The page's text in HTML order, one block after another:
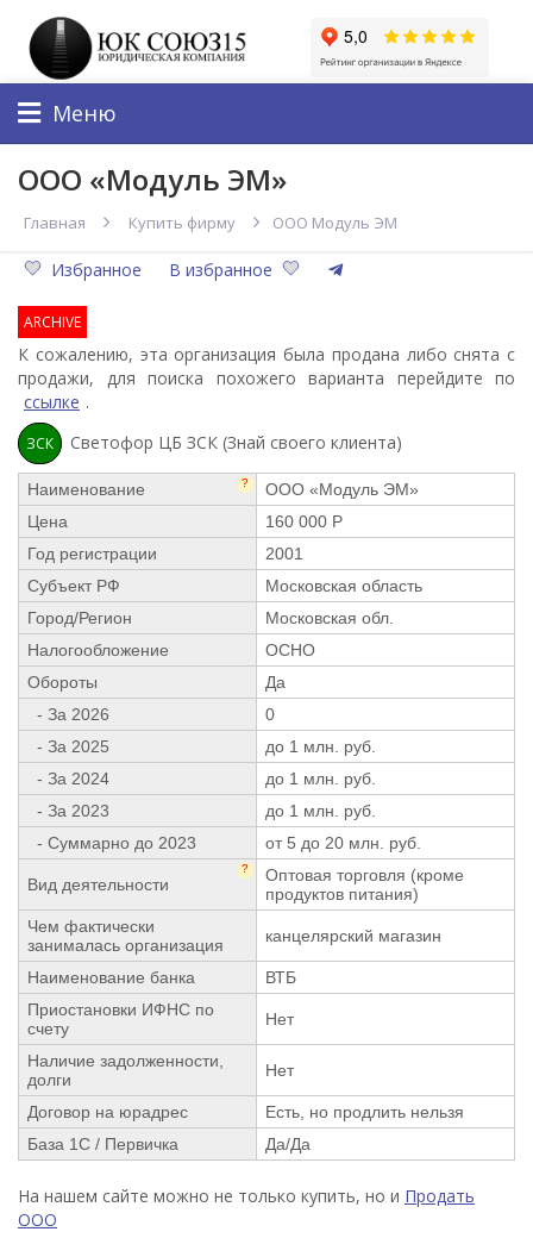
Меню
ООО «Модуль ЭМ»
Главная Купить фирму ООО Модуль ЭМ
Избранное В избранное
ARCHIVE
К сожалению, эта организация была продана либо снята с
продажи, для поиска похожего варианта перейдите по
ссылке .
ЗСК Светофор ЦБ ЗСК (Знай своего клиента)
Наименование ?
ООО «Модуль ЭМ»
Цена
160 000 Р
Год регистрации
2001
Субъект РФ
Московская область
Город/Регион
Московская обл.
Налогообложение
ОСНО
Обороты
Да
- За 2026
0
- За 2025
до 1 млн. руб.
- За 2024
до 1 млн. руб.
- За 2023
до 1 млн. руб.
- Суммарно до 2023
от 5 до 20 млн. руб.
Вид деятельности
?
Оптовая торговля (кроме
продуктов питания)
Чем фактически
занималась организация
канцелярский магазин
Наименование банка
ВТБ
Приостановки ИФНС по
счету
Нет
Наличие задолженности,
долги
Нет
Договор на юрадрес
Есть, но продлить нельзя
База 1С / Первичка
Да/Да
На нашем сайте можно не только купить, но и Продать
ООО